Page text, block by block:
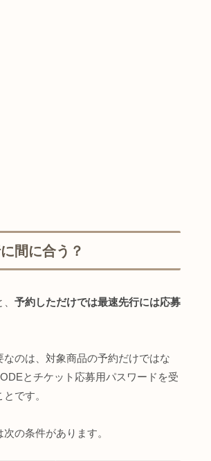
間に合う？
予約しただけでは最速先行には応募
なのは、対象商品の予約だけではな
とチケット応募用パスワードを受
です。
の条件があります。